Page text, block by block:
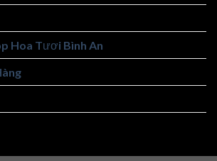
Hoa Tươi Bình An